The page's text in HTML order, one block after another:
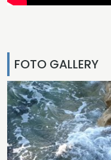
FOTO GALLERY